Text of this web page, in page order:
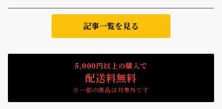
記事一覧を見る
5,000円以上の購入で
配送料無料
※一部の商品は対象外です